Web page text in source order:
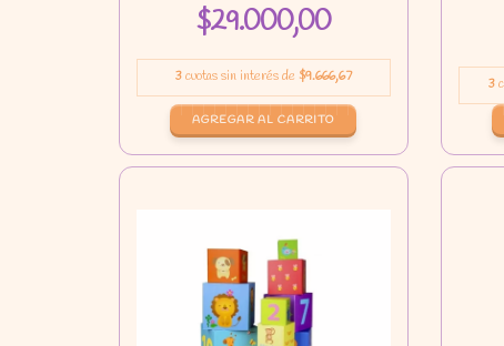
$29.000,00
3cuotas sin interés de $9.666,67 3